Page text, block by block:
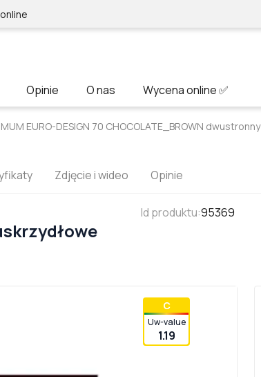
Opinie O nas Wycena online ✅
EURO-DESIGN 70 CHOCOLATE_BROWN dwustronny
Zdjęcie i wideo Opinie
Id produktu:95369
С
Uw-value
1.19